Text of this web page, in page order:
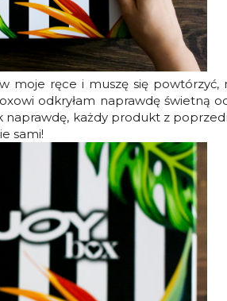
moje ręce i muszę się
odkryłam naprawdę świetną
naprawdę, każdy produkt z
sami!